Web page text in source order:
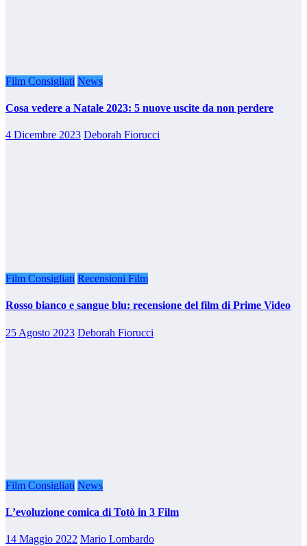
Film Consigliati News
Cosa vedere a Natale 2023: 5 nuove uscite da non perdere
4 Dicembre 2023 Deborah Fiorucci
Film Consigliati Recensioni Film
Rosso bianco e sangue blu: recensione del film di Prime Video
25 Agosto 2023 Deborah Fiorucci
Film Consigliati News
L’evoluzione comica di Totò in 3 Film
14 Maggio 2022 Mario Lombardo